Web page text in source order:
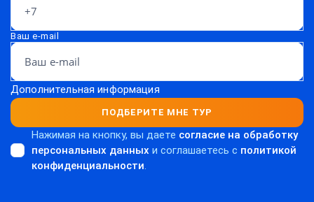
Ваш e-mail
Дополнительная информация
ПОДБЕРИТЕ МНЕ ТУР
Нажимая на кнопку, вы даете согласие на обработку
персональных данных и соглашаетесь c политикой
конфиденциальности.